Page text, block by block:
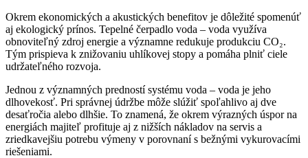
Okrem ekonomických a akustických benefitov je dôležité spomenúť
aj ekologický prínos. Tepelné čerpadlo voda – voda využíva
obnoviteľný zdroj energie a významne redukuje produkciu CO₂.
Tým prispieva k znižovaniu uhlíkovej stopy a pomáha plniť ciele
udržateľného rozvoja.
Jednou z významných predností systému voda – voda je jeho
dlhovekosť. Pri správnej údržbe môže slúžiť spoľahlivo aj dve
desaťročia alebo dlhšie. To znamená, že okrem výrazných úspor na
energiách majiteľ profituje aj z nižších nákladov na servis a
zriedkavejšiu potrebu výmeny v porovnaní s bežnými vykurovacími
riešeniami.